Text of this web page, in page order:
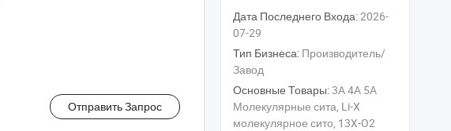
Отправить Запрос
Дата Последнего Входа:2026-
07-29
Тип Бизнеса: Производитель/
Завод
Основные Товары:3A 4A 5A
Молекулярные сита, Li-X
молекулярное сито, 13X-O2